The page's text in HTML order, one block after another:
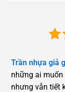
Trần nhựa giả
những ai
nhưng vẫn tiết